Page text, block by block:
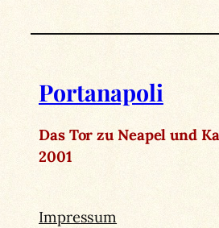
Portanapoli
Das Tor zu Neapel und
2001
Impressum